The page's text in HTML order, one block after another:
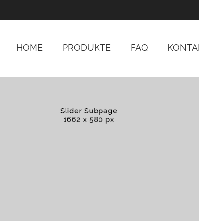
HOME PRODUKTE FAQ